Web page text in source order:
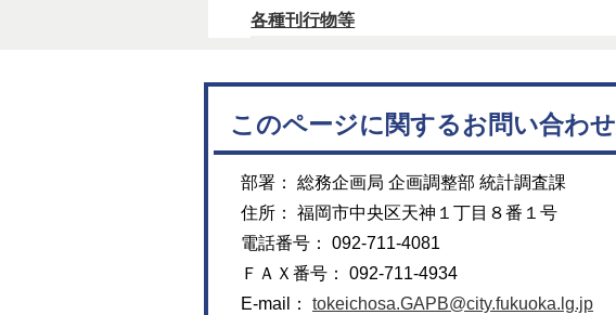
各種刊行物等
このページに関するお問い合わ
部署： 総務企画局 企画調整部 統計調査課
住所： 福岡市中央区天神１丁目８番１号
電話番号： 092-711-4081
ＦＡＸ番号： 092-711-4934
E-mail： tokeichosa.GAPB@city.fukuoka.lg.jp